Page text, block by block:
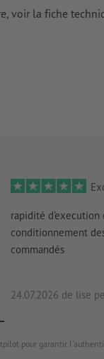
voir la fiche
rapidité d'execution
conditionnement
commandés
24.07.2026 de lise
pour garantir